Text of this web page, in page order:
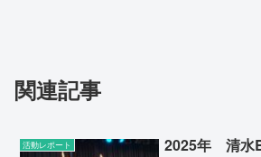
関連記事
活動レポート 2025年 清水